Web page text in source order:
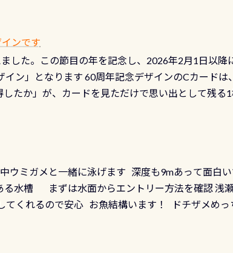
代」が5,500円掛かります そこで下記のキャンペー
・オーバーホールを出して頂いた方は、上記の水
出そうと思ってる方は、セットでこの水検査も出し
ます 長良川ってどんな川？ 長良川は日本三大清
い川のこと）で岐阜県の郡上市に始まり、美濃を
日本の水浴場88選」に全国で唯一河川で選ばれ
グを楽しむことが出来ます 川原からのエントリ
どもあり、なかなか海では見られない光景です 透
記念物「オオサンショウウオ」が見れる 長良川
大きなものでは体長1mを超える世界最大の両生
見ることが出来ます特別天然記念物と言えば他に
ンです
した。この節目の年を記念し、2026年2月1日以降
ン」となります 60周年記念デザインのCカード
たか」が、カードを見ただけで思い出として残る
PADI Freediver、Mermaid、EFR、TECなど特別
ンクティブ・スペシャルティ、AWAREデザイン
年1月以降に発行されるカードは通常デザインと
っかけは人それぞれ。でも、「いつ始めたか」は
ウミガメと一緒に泳げます 深度も9mあって面白
る水槽 まずは水面からエントリー方法を確認 浅
てくれるので安心 お魚結構います！ ドチザメめっ